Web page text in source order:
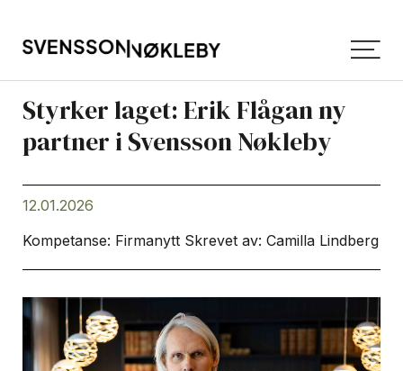
Styrker laget: Erik Flågan ny
partner i Svensson Nøkleby
12.01.2026
Kompetanse: Firmanytt Skrevet av: Camilla Lindberg